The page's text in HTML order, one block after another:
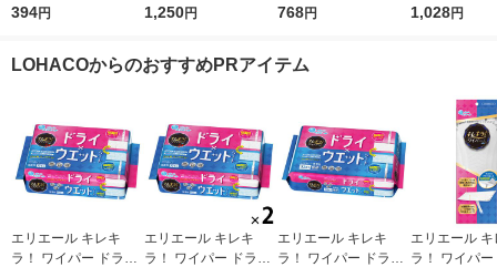
シート 1パック（20枚
394円
切れがよい 長持ち 食
陽油脂
1,250円
切れがよい 長持ち 食
油脂
768円
1パック（40
1,028円
LOHACOからのおすすめPRアイテム
エリエール キレキ
ラ！ ワイパー ドライ
エリエール キレキ
ラ！ ワイパー ドライ
エリエール キレキ
ラ！ ワイパー ドライ
エリエール キ
ラ！ ワイパ